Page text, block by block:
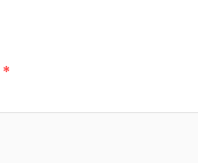
*